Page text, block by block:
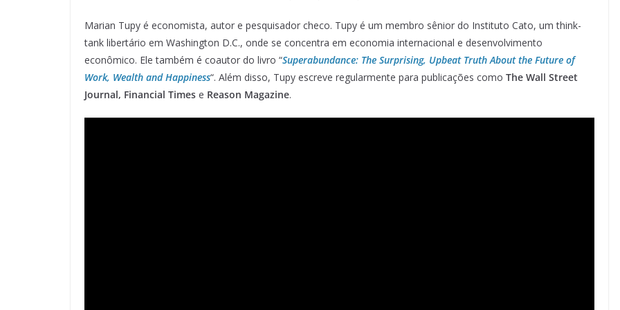
Marian Tupy é economista, autor e pesquisador checo. Tupy é um membro sênior do Instituto Cato, um think-
tank libertário em Washington D.C., onde se concentra em economia internacional e desenvolvimento
econômico. Ele também é coautor do livro “Superabundance: The Surprising, Upbeat Truth About the Future of
Work, Wealth and Happiness“. Além disso, Tupy escreve regularmente para publicações como The Wall Street
Journal, Financial Times e Reason Magazine.